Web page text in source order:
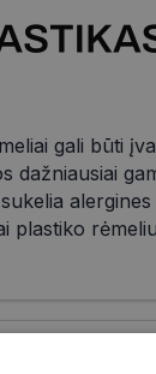
gali būti
dažniausiai
plastiko